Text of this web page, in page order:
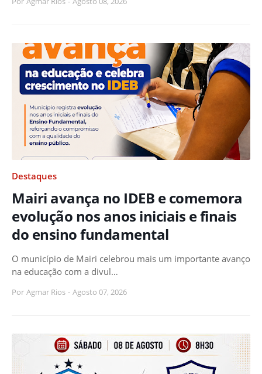
Destaques
Mairi avança no IDEB e comemora
evolução nos anos iniciais e finais
do ensino fundamental
O município de Mairi celebrou mais um importante avanço
na educação com a divul…
Por Agmar Rios - Agosto 07, 2026